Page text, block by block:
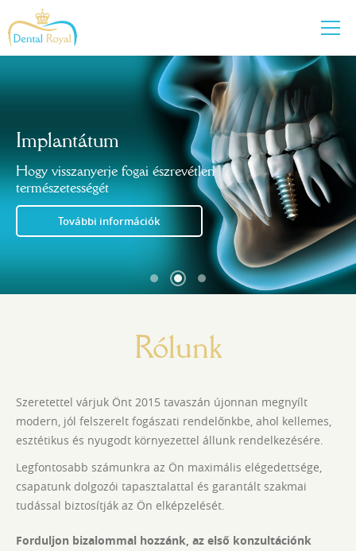
Egy egészséges mosolyért...
az Ön fogorvosi rendelője
Implantátum
Hogy visszanyerje fogai észrevétlen
természetességét
További információk
Fájdalommentes esztétikai beavatkozások
Ajánlatkérés
Rólunk
Szeretettel várjuk Önt 2015 tavaszán újonnan megnyílt
modern, jól felszerelt fogászati rendelőnkbe, ahol kellemes,
esztétikus és nyugodt környezettel állunk rendelkezésére.
Legfontosabb számunkra az Ön maximális elégedettsége,
csapatunk dolgozói tapasztalattal és garantált szakmai
tudással biztosítják az Ön elképzelését.
Forduljon bizalommal hozzánk, az első konzultációnk